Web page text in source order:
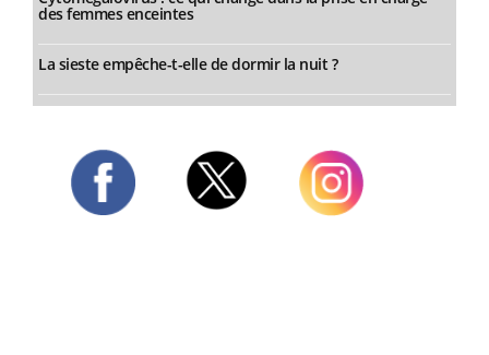
des femmes enceintes
La sieste empêche-t-elle de dormir la nuit ?